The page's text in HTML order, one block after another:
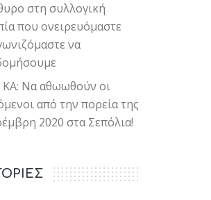
στη συλλογική
που ονειρευόμαστε
να
ΚΑ: Να αθωωθούν οι
από την πορεία της
2020 στα Σεπόλια!